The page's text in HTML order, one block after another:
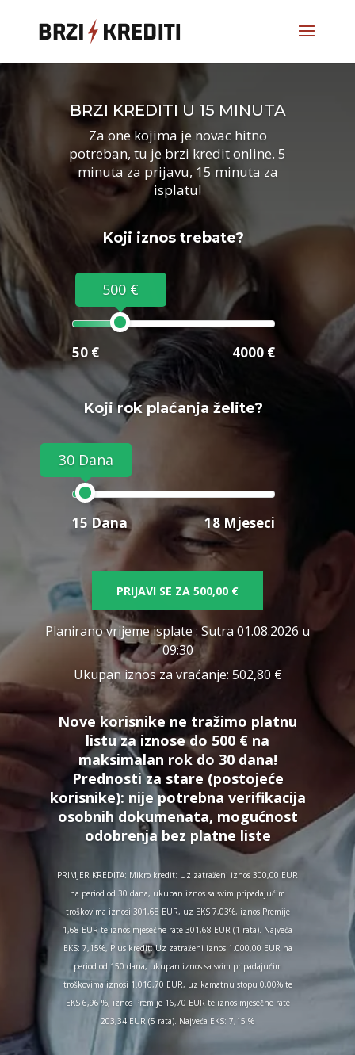
BRZI KREDITI U 15 MINUTA
Za one kojima je novac hitno
potreban, tu je brzi kredit online. 5
minuta za prijavu, 15 minuta za
isplatu!
Koji iznos trebate?
500 €
50 € 4000 €
Koji rok plaćanja želite?
30 Dana
15 Dana 18 Mjeseci
PRIJAVI SE ZA 500,00 €
Planirano vrijeme isplate: Sutra 01.08.2026 u
09:30
Ukupan iznos za vraćanje: 502,80 €
Nove korisnike ne tražimo platnu
listu za iznose do 500 € na
maksimalan rok do 30 dana!
Prednosti za stare (postojeće
korisnike): nije potrebna verifikacija
osobnih dokumenata, mogućnost
odobrenja bez platne liste
PRIMJER KREDITA: Mikro kredit: Uz zatraženi iznos 300,00 EUR
na period od 30 dana, ukupan iznos sa svim pripadajućim
troškovima iznosi 301,68 EUR, uz EKS 7,03%, iznos Premije
1,68 EUR te iznos mjesečne rate 301,68 EUR (1 rata). Najveća
EKS: 7,15%, Plus kredit: Uz zatraženi iznos 1.000,00 EUR na
period od 150 dana, ukupan iznos sa svim pripadajućim
troškovima iznosi 1.016,70 EUR, uz kamatnu stopu 0,00% te
EKS 6,96 %, iznos Premije 16,70 EUR te iznos mjesečne rate
203,34 EUR (5 rata). Najveća EKS: 7,15 %